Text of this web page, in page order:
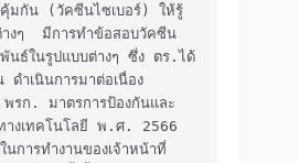
มกัน (วัคซีนไซเบอร์) ให้รู้
างๆ  มีการทำข้อสอบวัคซีน
นธ์ในรูปแบบต่างๆ ซึ่ง ตร.ได้
ำเนินการมาต่อเนื่อง
รก. มาตรการป้องกันและ
างเทคโนโลยี พ.ศ. 2566
นการทำงานของเจ้าหน้าที่